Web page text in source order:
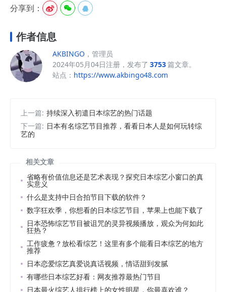
分享到：   
作者信息
AKBINGO ，管理员
2024年05月04日注册，发布了 3753篇文章。
站点： https://www.akbingo48.com
上一篇: 持续深入初遣日本综艺的热门话题
下一篇: 日本有名综艺节目推荐，看看日本人是如何玩转综
艺的
相关文章
省略有价值信息还是艺术表现？探究日本综艺小窗口的真
实意义
什么是支持中日合拍节目下载的软件？
数字狂欢季，你想看的日本综艺节目，苹果上也能下载了
日本恐怖综艺节目被诅咒的灵异视频播放，观众为何如此
狂热？
工作疲惫？放松看综艺！这里有多个能看日本综艺的地方
推荐
日本恋爱综艺真爱说真话视频，情话甜到发腻
有哪些日本综艺好看：网友推荐最热门节目
日本最火综艺人排行榜上的女性明星，你最喜欢谁？